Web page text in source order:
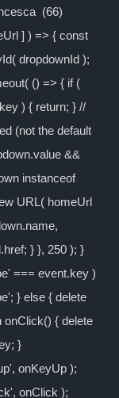
(66)
] ) => { const
dropdownId );
() => { if (
) { return; } //
(not the default
&&
instanceof
URL( homeUrl
} }, 250 ); }
=== event.key )
} else { delete
onClick() { delete
}
onKeyUp );
onClick );